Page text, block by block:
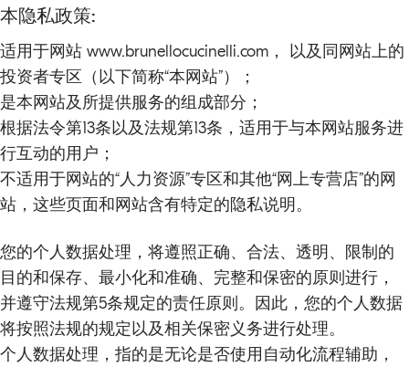
i
t
o
.
m
a
n
c
n
t
e
n
本隐私政策:
适用于网站 www.brunellocucinelli.com， 以及同网站上的
投资者专区（以下简称“本网站”）；
是本网站及所提供服务的组成部分；
根据法令第13条以及法规第13条，适用于与本网站服务进
行互动的用户；
不适用于网站的“人力资源”专区和其他“网上专营店”的网
站，这些页面和网站含有特定的隐私说明。
您的个人数据处理，将遵照正确、合法、透明、限制的
目的和保存、最小化和准确、完整和保密的原则进行，
并遵守法规第5条规定的责任原则。因此，您的个人数据
将按照法规的规定以及相关保密义务进行处理。
个人数据处理，指的是无论是否使用自动化流程辅助，